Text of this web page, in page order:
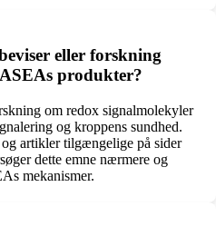
eller forskning
produkter?
om redox signalmolekyler
og kroppens sundhed.
artikler tilgængelige på sider
dette emne nærmere og
mekanismer.